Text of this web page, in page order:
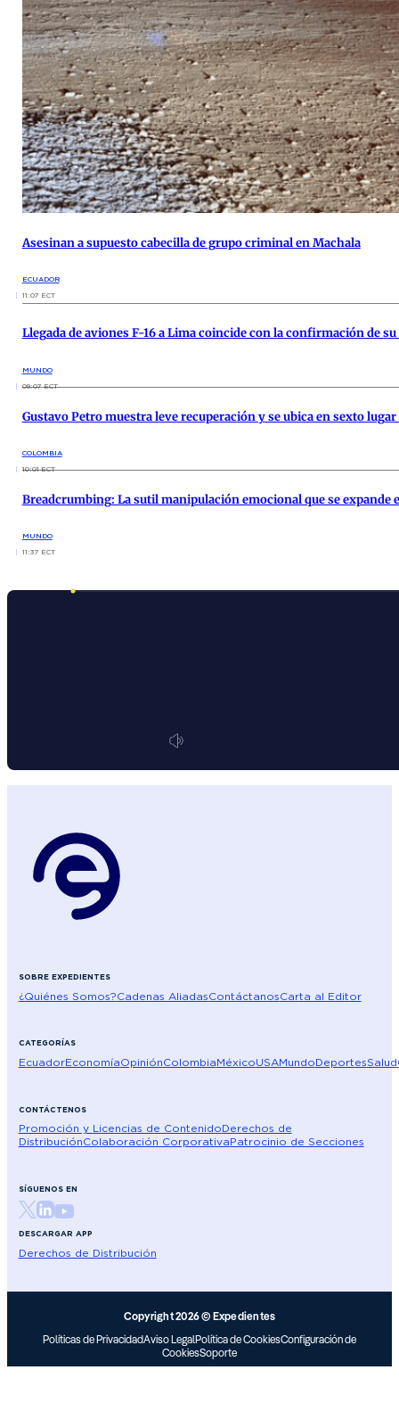
Asesinan a supuesto cabecilla de grupo criminal en Machala
ECUADOR
11:07 ECT
Llegada de aviones F-16 a Lima coincide con la confirmación de su
MUNDO
09:07 ECT
Gustavo Petro muestra leve recuperación y se ubica en sexto
COLOMBIA
10:01 ECT
Breadcrumbing: La sutil manipulación emocional que se expande
MUNDO
11:37 ECT
SOBRE EXPEDIENTES
¿Quiénes Somos?Cadenas AliadasContáctanosCarta al Editor
CATEGORÍAS
EcuadorEconomíaOpiniónColombiaMéxicoUSAMundoDeportesSalud
CONTÁCTENOS
Promoción y Licencias de ContenidoDerechos de
DistribuciónColaboración CorporativaPatrocinio de Secciones
SÍGUENOS EN
DESCARGAR APP
Derechos de Distribución
Copyright 2026 © Expedientes
Políticas de PrivacidadAviso LegalPolítica de CookiesConfiguración de
CookiesSoporte